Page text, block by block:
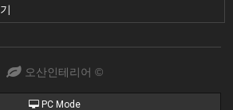
오산인테리어 ©
PC Mode